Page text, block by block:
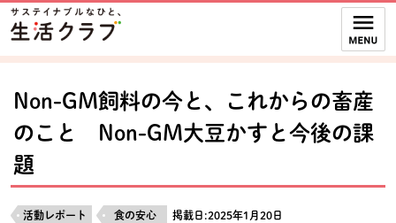
ページの先頭です。
本文へジャンプする。
ここからサイト内共通メニューです。
サイト内共通メニューをスキップする
サイト内共通メニューここまで。
Non-GM飼料の今と、これからの畜産
のこと Non-GM大豆かすと今後の課
題
活動レポート 食の安心 掲載日:2025年1月20日